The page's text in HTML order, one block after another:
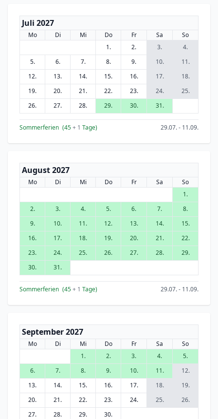
Juli 2027
Mo Di Mi Do Fr Sa
So
1.
2. 3.
4.
5.
6. 7. 8. 9. 10.
11.
12.
13. 14. 15. 16. 17.
18.
19.
20. 21. 22. 23. 24.
25.
26.
27. 28. 29. 30. 31.
Sommerferien (45+ 1 Tage) 29.07. - 11.09.
August 2027
Mo Di Mi Do Fr Sa
So
1.
2.
3. 4. 5. 6. 7.
8.
9.
10. 11. 12. 13. 14.
15.
16.
17. 18. 19. 20. 21.
22.
23.
24. 25. 26. 27. 28.
29.
30.
31.
Sommerferien (45+ 1 Tage) 29.07. - 11.09.
September 2027
Mo Di Mi Do Fr Sa
So
1.
2. 3. 4.
5.
6.
7. 8. 9. 10. 11.
12.
13.
14. 15. 16. 17. 18.
19.
20.
21. 22. 23. 24. 25.
26.
27.
28. 29. 30.